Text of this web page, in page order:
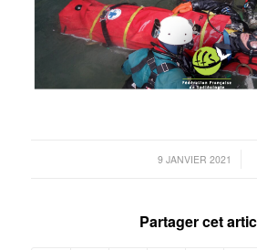
9 JANVIER 2021
/
Partager cet